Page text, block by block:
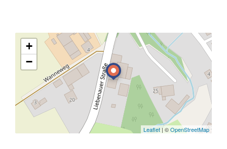
+
−
Leaflet | ©OpenStreetMap